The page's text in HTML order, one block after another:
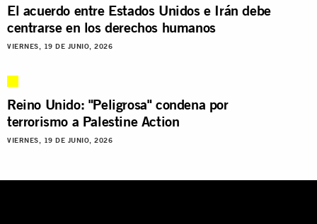
El acuerdo entre Estados Unidos e Irán debe
centrarse en los derechos humanos
VIERNES, 19 DE JUNIO, 2026
Reino Unido: "Peligrosa" condena por
terrorismo a Palestine Action
VIERNES, 19 DE JUNIO, 2026